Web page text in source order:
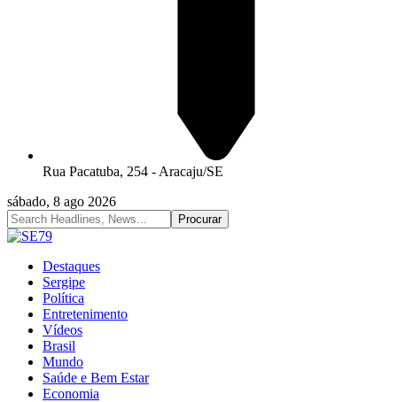
Rua Pacatuba, 254 - Aracaju/SE
sábado, 8 ago 2026
Destaques
Sergipe
Política
Entretenimento
Vídeos
Brasil
Mundo
Saúde e Bem Estar
Economia